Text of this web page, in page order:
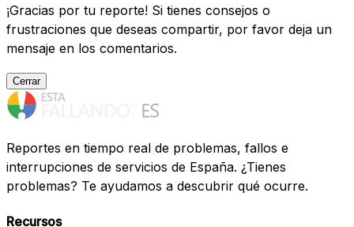
¡Gracias por tu reporte! Si tienes consejos o
frustraciones que deseas compartir, por favor deja un
mensaje en los comentarios.
Cerrar
Reportes en tiempo real de problemas, fallos e
interrupciones de servicios de España. ¿Tienes
problemas? Te ayudamos a descubrir qué ocurre.
Recursos